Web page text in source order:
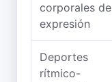
corporales de
expresión
Deportes
rítmico-